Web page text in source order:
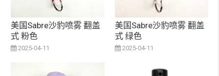
美国Sabre沙豹喷雾 翻盖
式 粉色
2025-04-11
美国Sabre沙豹喷雾 翻盖
式 绿色
2025-04-11